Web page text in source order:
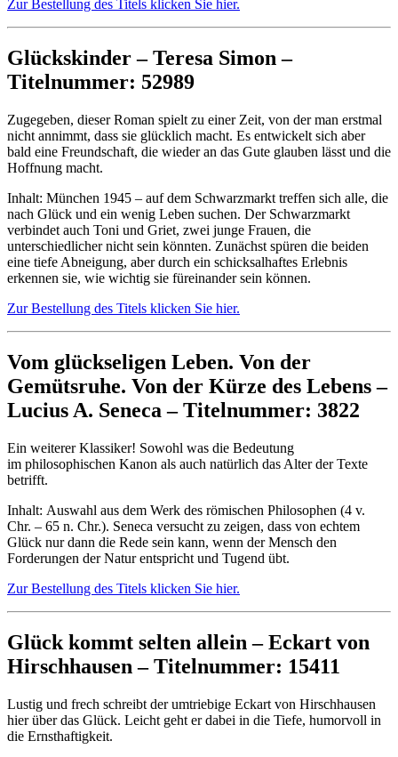
Zur Bestellung des Titels klicken Sie hier.
Glückskinder – Teresa Simon –
Titelnummer: 52989
Zugegeben, dieser Roman spielt zu einer Zeit, von der man erstmal
nicht annimmt, dass sie glücklich macht. Es entwickelt sich aber
bald eine Freundschaft, die wieder an das Gute glauben lässt und die
Hoffnung macht.
Inhalt: München 1945 – auf dem Schwarzmarkt treffen sich alle, die
nach Glück und ein wenig Leben suchen. Der Schwarzmarkt
verbindet auch Toni und Griet, zwei junge Frauen, die
unterschiedlicher nicht sein könnten. Zunächst spüren die beiden
eine tiefe Abneigung, aber durch ein schicksalhaftes Erlebnis
erkennen sie, wie wichtig sie füreinander sein können.
Zur Bestellung des Titels klicken Sie hier.
Vom glückseligen Leben. Von der
Gemütsruhe. Von der Kürze des Lebens –
Lucius A. Seneca – Titelnummer: 3822
Ein weiterer Klassiker! Sowohl was die Bedeutung
im philosophischen Kanon als auch natürlich das Alter der Texte
betrifft.
Inhalt: Auswahl aus dem Werk des römischen Philosophen (4 v.
Chr. – 65 n. Chr.). Seneca versucht zu zeigen, dass von echtem
Glück nur dann die Rede sein kann, wenn der Mensch den
Forderungen der Natur entspricht und Tugend übt.
Zur Bestellung des Titels klicken Sie hier.
Glück kommt selten allein – Eckart von
Hirschhausen – Titelnummer: 15411
Lustig und frech schreibt der umtriebige Eckart von Hirschhausen
hier über das Glück. Leicht geht er dabei in die Tiefe, humorvoll in
die Ernsthaftigkeit.